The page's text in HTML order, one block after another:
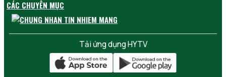
CÁC CHUYÊN MỤC
Tải ứng dụng HYTV